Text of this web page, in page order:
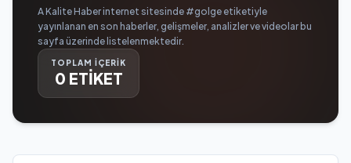
A Kalite Haber internet sitesinde #golge etiketiyle
yayınlanan en son haberler, gelişmeler, analizler ve videolar bu
sayfa üzerinde listelenmektedir.
TOPLAM İÇERİK
0 ETİKET